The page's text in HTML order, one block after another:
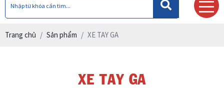
Trang chủ Sản phẩm XE TAY GA
XE TAY GA